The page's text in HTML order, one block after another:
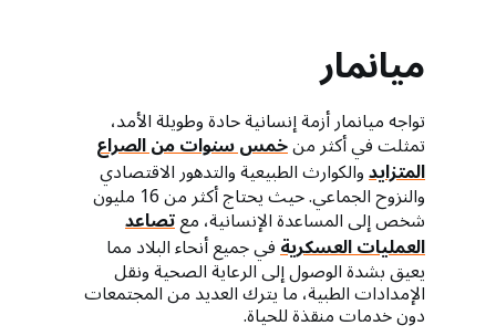
ميانمار
تواجه ميانمار أزمة إنسانية حادة وطويلة الأمد،
تمثلت في أكثر منخمس سنوات من الصراع
المتزايدوالكوارث الطبيعية والتدهور الاقتصادي
والنزوح الجماعي. حيث يحتاج أكثر من 16 مليون
شخص إلى المساعدة الإنسانية، معتصاعد
العمليات العسكريةفي جميع أنحاء البلاد مما
يعيق بشدة الوصول إلى الرعاية الصحية ونقل
الإمدادات الطبية، ما يترك العديد من المجتمعات
دون خدمات منقذة للحياة.